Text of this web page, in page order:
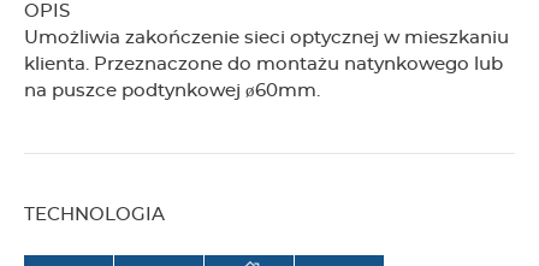
OPIS
Umożliwia zakończenie sieci optycznej w mieszkaniu
klienta. Przeznaczone do montażu natynkowego lub
na puszce podtynkowej ø60mm.
TECHNOLOGIA